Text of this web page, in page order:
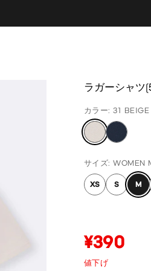
ラガーシャツ
カラー: 31 BEIGE
サイズ: WOMEN
XS S M
¥390
値下げ